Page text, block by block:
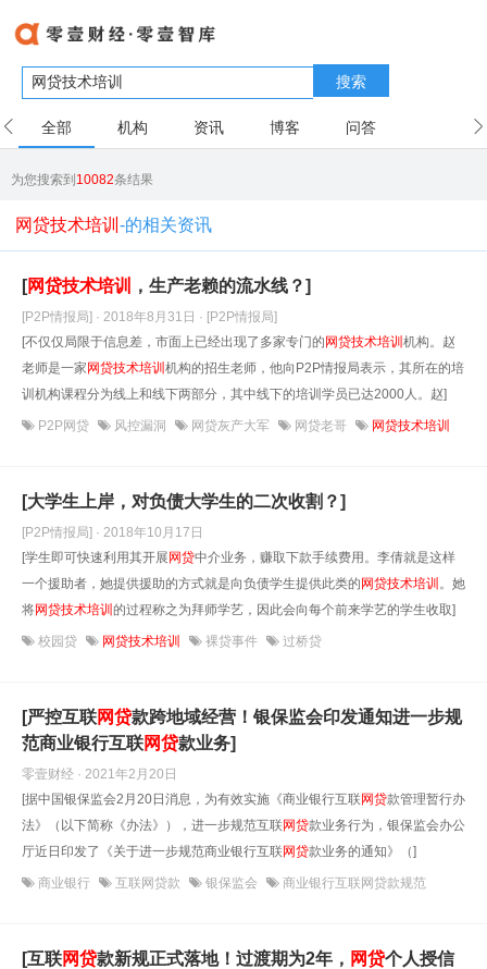
搜索
全部 机构 资讯 博客 问答
为您搜索到10082条结果
网贷技术培训 -的相关资讯
[网贷技术培训 ，生产老赖的流水线？]
[P2P情报局] · 2018年8月31日 · [P2P情报局]
[不仅仅局限于信息差，市面上已经出现了多家专门的网贷技术培训 机构。赵
老师是一家网贷技术培训 机构的招生老师，他向P2P情报局表示，其所在的培
训机构课程分为线上和线下两部分，其中线下的培训学员已达2000人。赵]
P2P网贷 风控漏洞 网贷灰产大军 网贷老哥 网贷技术培训
[大学生上岸，对负债大学生的二次收割？]
[P2P情报局] · 2018年10月17日
[学生即可快速利用其开展网贷中介业务，赚取下款手续费用。李倩就是这样
一个援助者，她提供援助的方式就是向负债学生提供此类的网贷技术培训 。她
将网贷技术培训 的过程称之为拜师学艺，因此会向每个前来学艺的学生收取]
校园贷 网贷技术培训 裸贷事件 过桥贷
[严控互联网贷款跨地域经营！银保监会印发通知进一步规
范商业银行互联网贷款业务]
零壹财经 · 2021年2月20日
[据中国银保监会2月20日消息，为有效实施《商业银行互联网贷款管理暂行办
法》（以下简称《办法》），进一步规范互联网贷款业务行为，银保监会办公
厅近日印发了《关于进一步规范商业银行互联网贷款业务的通知》（]
商业银行 互联网贷款 银保监会 商业银行互联网贷款规范
[互联网贷款新规正式落地！过渡期为2年， 网贷个人授信